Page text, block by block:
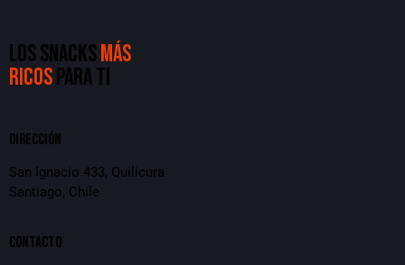
LOS SNACKSMÁS
RICOSPARA TI
DIRECCIÓN
San Ignacio 433, Quilicura
Santiago, Chile
CONTACTO